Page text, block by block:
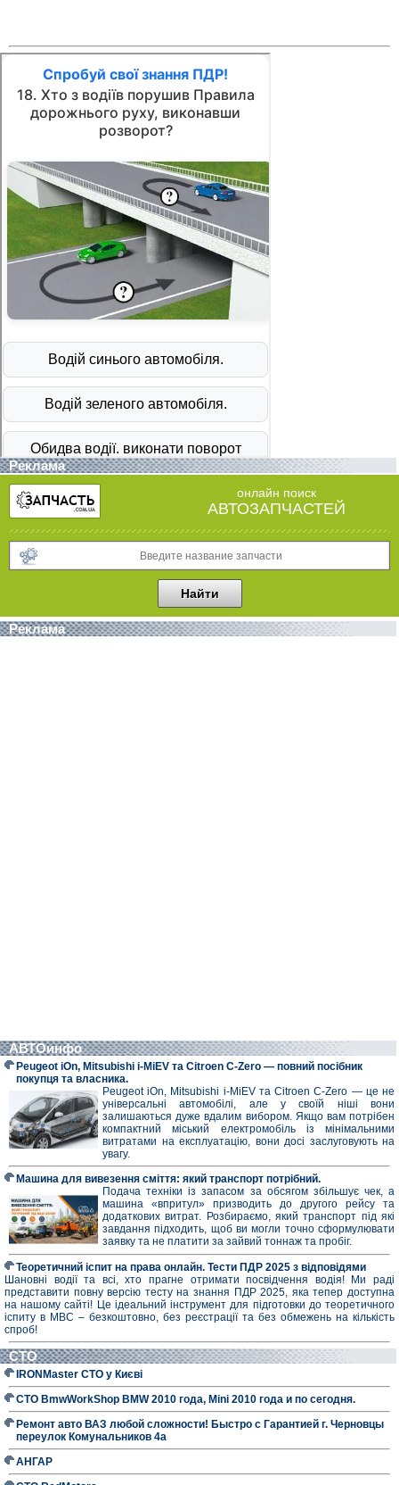
Реклама
онлайн поиск
АВТОЗАПЧАСТЕЙ
Реклама
АВТОинфо
Peugeot iOn, Mitsubishi i-MiEV та Citroen C-Zero — повний посібник
покупця та власника.
Peugeot iOn, Mitsubishi i-MiEV та Citroen C-Zero — це не
універсальні автомобілі, але у своїй ніші вони
залишаються дуже вдалим вибором. Якщо вам потрібен
компактний міський електромобіль із мінімальними
витратами на експлуатацію, вони досі заслуговують на
увагу.
Машина для вивезення сміття: який транспорт потрібний.
Подача техніки із запасом за обсягом збільшує чек, а
машина «впритул» призводить до другого рейсу та
додаткових витрат. Розбираємо, який транспорт під які
завдання підходить, щоб ви могли точно сформулювати
заявку та не платити за зайвий тоннаж та пробіг.
Теоретичний іспит на права онлайн. Тести ПДР 2025 з відповідями
Шановні водії та всі, хто прагне отримати посвідчення водія! Ми раді
представити повну версію тесту на знання ПДР 2025, яка тепер доступна
на нашому сайті! Це ідеальний інструмент для підготовки до теоретичного
іспиту в МВС – безкоштовно, без реєстрації та без обмежень на кількість
спроб!
СТО
IRONMaster СТО у Києві
СТО BmwWorkShop BMW 2010 года, Mini 2010 года и по сегодня.
Ремонт авто ВАЗ любой сложности! Быстро с Гарантией г. Черновцы
переулок Комунальников 4а
АНГАР